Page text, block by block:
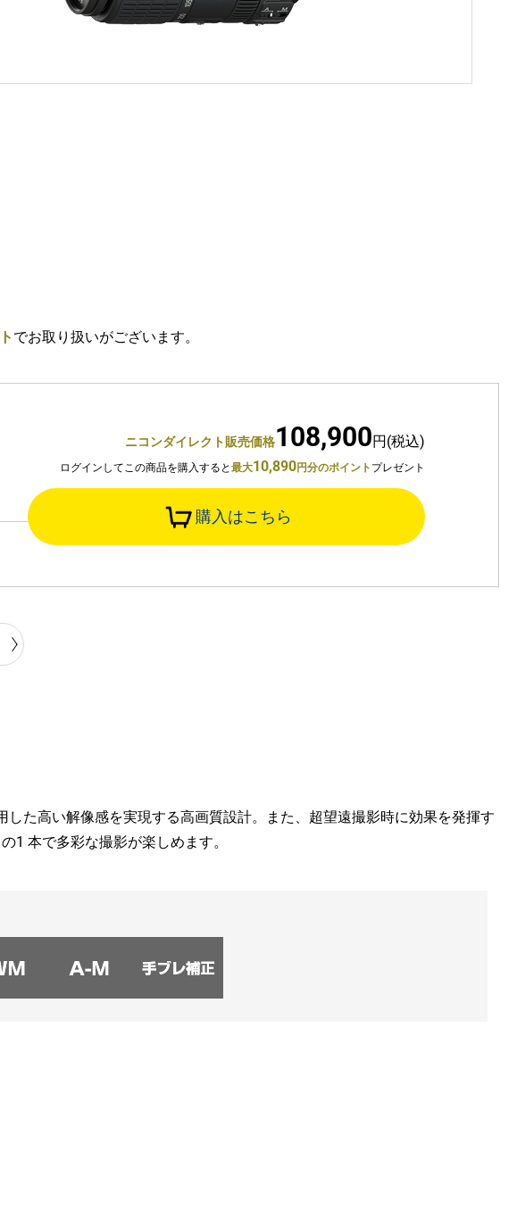
でお取り扱いがございます。
ニコンダイレクト販売価格108,900円(税込)
ログインしてこの商品を購入すると最大10,890円分のポイント プレゼント
購入はこちら
た高い解像感を実現する高画質設計。また、超望遠撮影時に効果を発揮す
1 本で多彩な撮影が楽しめます。